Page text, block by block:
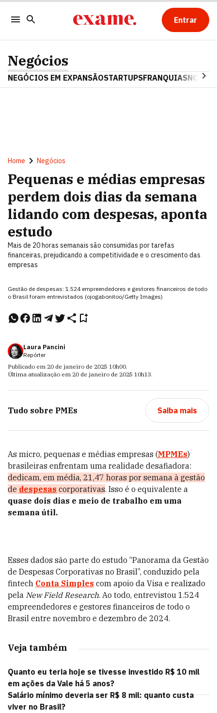
Entrar
Negócios
NEGÓCIOS EM EXPANSÃOSTARTUPSFRANQUIAS
Home Negócios
Pequenas e médias empresas
perdem dois dias da semana
lidando com despesas, aponta
estudo
Mais de 20 horas semanais são consumidas por tarefas
financeiras, prejudicando a competitividade e o crescimento das
empresas
Gestão de despesas: 1.524 empreendedores e gestores financeiros de todo
o Brasil foram entrevistados (ojogabonitoo/Getty Images)
Laura Pancini
Repórter
Publicado em 20 de janeiro de 2025 10h00.
Última atualização em 20 de janeiro de 2025 10h13.
Tudo sobre PMEs Saiba mais
As micro, pequenas e médias empresas (MPMEs)
brasileiras enfrentam uma realidade desafiadora:
dedicam, em média, 21,47 horas por semana à gestão
de despesas corporativas. Isso é o equivalente a
quase dois dias e meio de trabalho em uma
semana útil.
Esses dados são parte do estudo “Panorama da Gestão
de Despesas Corporativas no Brasil”, conduzido pela
fintech Conta Simples com apoio da Visa e realizado
pela New Field Research. Ao todo, entrevistou 1.524
empreendedores e gestores financeiros de todo o
Brasil entre novembro e dezembro de 2024.
Veja também
Quanto eu teria hoje se tivesse investido R$ 10 mil
em ações da Vale há 5 anos?
Salário mínimo deveria ser R$ 8 mil: quanto custa
viver no Brasil?